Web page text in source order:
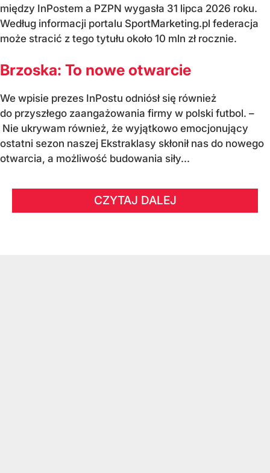
między InPostem a PZPN wygasła 31 lipca 2026 roku.
Według informacji portalu SportMarketing.pl federacja
może stracić z tego tytułu około 10 mln zł rocznie.
Brzoska: To nowe otwarcie
We wpisie prezes InPostu odniósł się również
do przyszłego zaangażowania firmy w polski futbol. –
Nie ukrywam również, że wyjątkowo emocjonujący
ostatni sezon naszej Ekstraklasy skłonił nas do nowego
otwarcia, a możliwość budowania siły...
CZYTAJ DALEJ